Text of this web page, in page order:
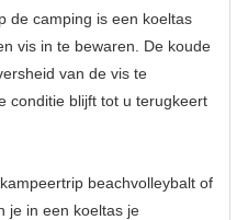
de camping is een koeltas
vis in te bewaren. De koude
van de vis te
conditie blijft tot u terugkeert
beachvolleybalt of
je in een koeltas je